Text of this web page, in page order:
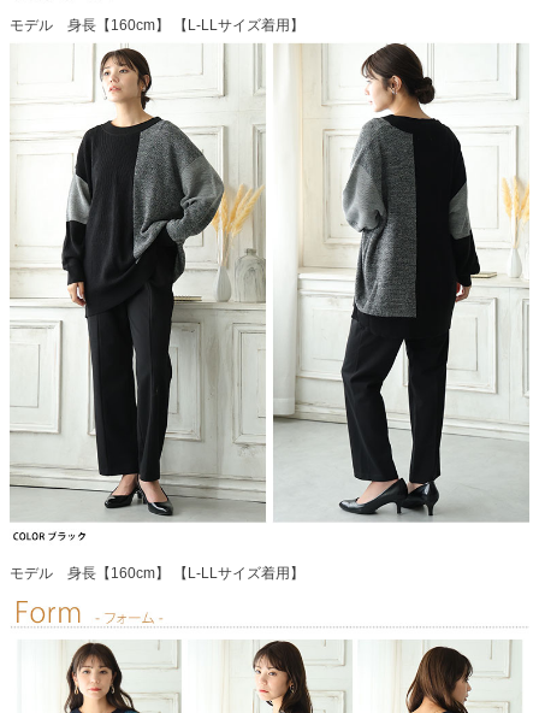
モデル 身長【160cm】 【L-LLサイズ着用】
モデル 身長【160cm】 【L-LLサイズ着用】